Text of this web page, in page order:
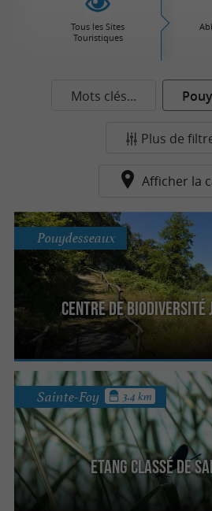
Tous les Sites
Touristiques
Mots clés...
Plus de
Afficher la
Centre de Biodiversité
Pouydesseaux
Etang classé de
Sainte-Foy 3.4 km